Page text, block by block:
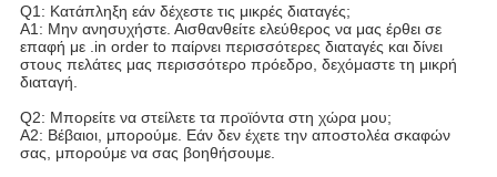
Q1: Κατάπληξη εάν δέχεστε τις μικρές διαταγές;
Α1: Μην ανησυχήστε. Αισθανθείτε ελεύθερος να μας έρθει σε
επαφή με .in order to παίρνει περισσότερες διαταγές και δίνει
στους πελάτες μας περισσότερο πρόεδρο, δεχόμαστε τη μικρή
διαταγή.
Q2: Μπορείτε να στείλετε τα προϊόντα στη χώρα μου;
A2: Βέβαιοι, μπορούμε. Εάν δεν έχετε την αποστολέα σκαφών
σας, μπορούμε να σας βοηθήσουμε.